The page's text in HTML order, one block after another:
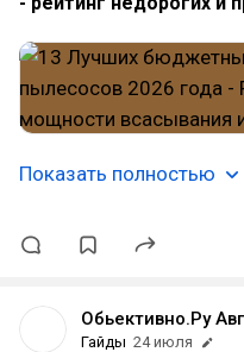
Показать полностью
Обьективно.Ру
Гайды 24 июля